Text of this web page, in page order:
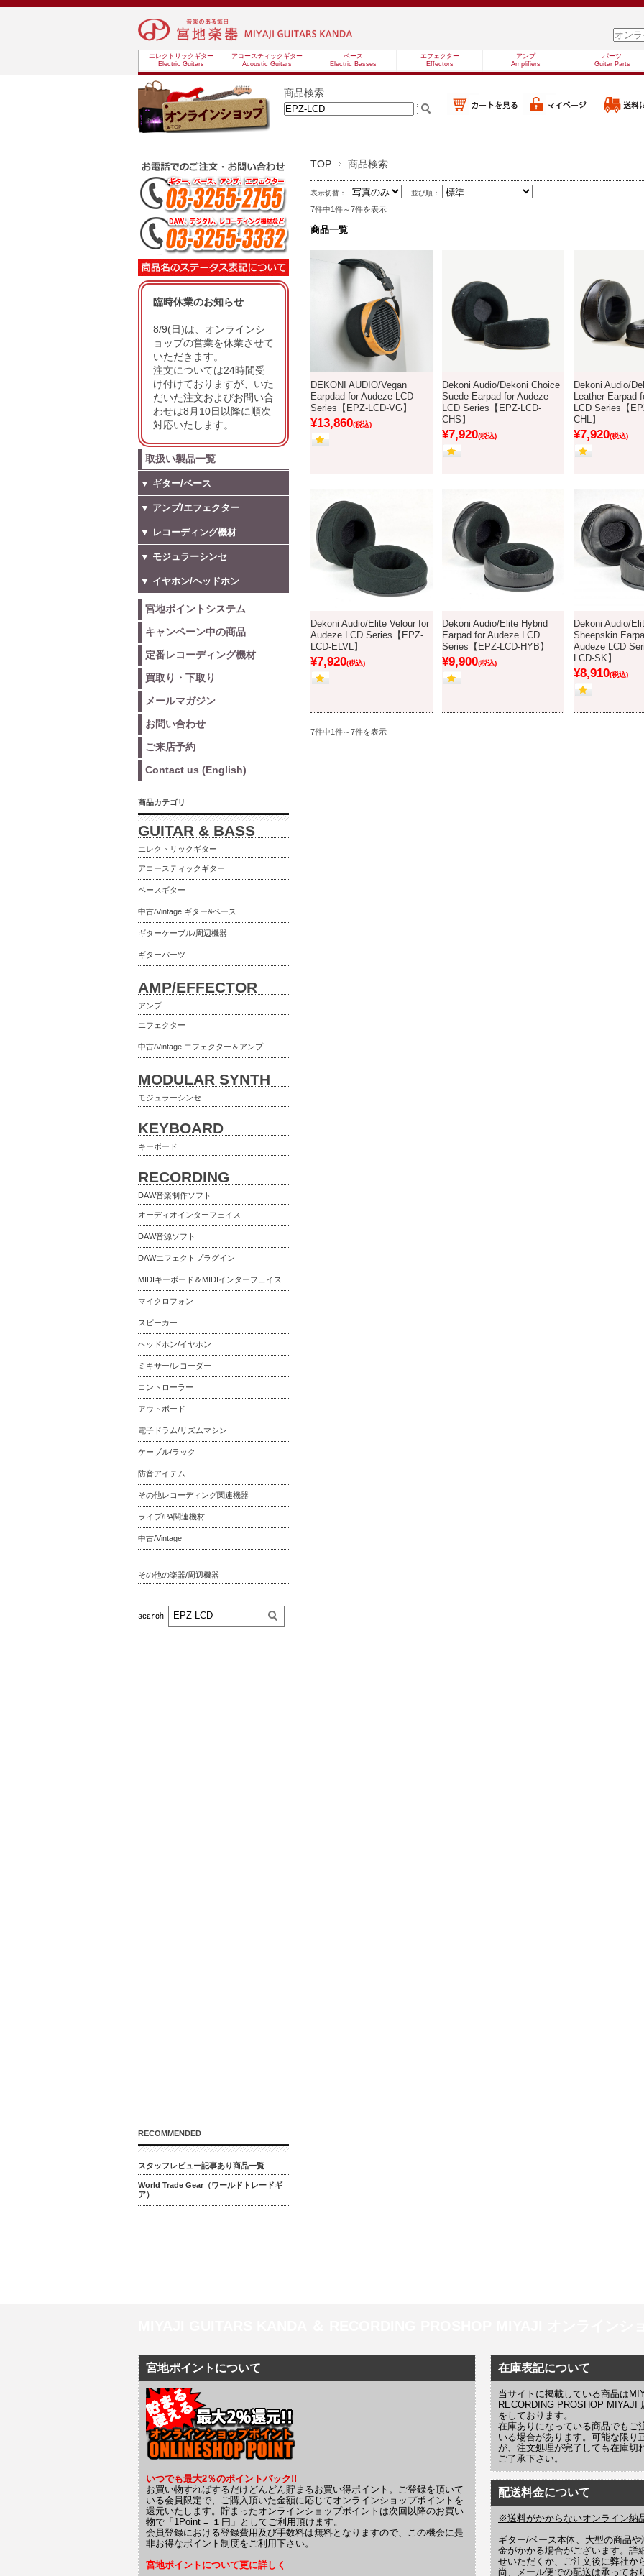
エレクトリックギター
Electric Guitars
アコースティックギター
Acoustic Guitars
ベース
Electric Basses
エフェクター
Effectors
アンプ
Amplifiers
パーツ
Guitar Parts
商品検索
TOP 商品検索
表示切替： 並び順：
7件中1件～7件を表示
商品一覧
DEKONI AUDIO/Vegan
Earpdad for Audeze LCD
Series【EPZ-LCD-VG】
¥13,860(税込)
Dekoni Audio/Dekoni Choice
Suede Earpad for Audeze
LCD Series【EPZ-LCD-
CHS】
¥7,920(税込)
Dekoni Audio/
Leather Earpad
LCD Series【
CHL】
¥7,920(税込)
Dekoni Audio/Elite Velour for
Audeze LCD Series【EPZ-
LCD-ELVL】
¥7,920(税込)
Dekoni Audio/Elite Hybrid
Earpad for Audeze LCD
Series【EPZ-LCD-HYB】
¥9,900(税込)
Dekoni Audio/
Sheepskin
Audeze LCD
LCD-SK】
¥8,910(税込)
7件中1件～7件を表示
臨時休業のお知らせ
8/9(日)は、オンラインシ
ョップの営業を休業させて
いただきます。
注文については24時間受
け付けておりますが、いた
だいた注文およびお問い合
わせは8月10日以降に順次
対応いたします。
取扱い製品一覧
▼ ギター/ベース
▼ アンプ/エフェクター
▼ レコーディング機材
▼ モジュラーシンセ
▼ イヤホン/ヘッドホン
宮地ポイントシステム
キャンペーン中の商品
定番レコーディング機材
買取り・下取り
メールマガジン
お問い合わせ
ご来店予約
Contact us (English)
商品カテゴリ
GUITAR & BASS
エレクトリックギター
アコースティックギター
ベースギター
中古/Vintage ギター&ベース
ギターケーブル/周辺機器
ギターパーツ
AMP/EFFECTOR
アンプ
エフェクター
中古/Vintage エフェクター＆アンプ
MODULAR SYNTH
モジュラーシンセ
KEYBOARD
キーボード
RECORDING
DAW音楽制作ソフト
オーディオインターフェイス
DAW音源ソフト
DAWエフェクトプラグイン
MIDIキーボード＆MIDIインターフェイス
マイクロフォン
スピーカー
ヘッドホン/イヤホン
ミキサー/レコーダー
コントローラー
アウトボード
電子ドラム/リズムマシン
ケーブル/ラック
防音アイテム
その他レコーディング関連機器
ライブ/PA関連機材
中古/Vintage
その他の楽器/周辺機器
RECOMMENDED
スタッフレビュー記事あり商品一覧
World Trade Gear（ワールドトレードギ
ア）
宮地ポイントについて
いつでも最大2％のポイントバック!!
お買い物すればするだけどんどん貯まるお買い得ポイント。ご登録を頂いて
いる会員限定で、ご購入頂いた金額に応じてオンラインショップポイントを
還元いたします。貯まったオンラインショップポイントは次回以降のお買い
物で「1Point = １円」としてご利用頂けます。
会員登録における登録費用及び手数料は無料となりますので、この機会に是
非お得なポイント制度をご利用下さい。
宮地ポイントについて更に詳しく
在庫表記について
当サイトに掲載している商品は
RECORDING PROSHOP MIYAJI
をしております。
在庫ありになっている商品でもご
いる場合があります。可能な限り
が、注文処理が完了しても在庫切
ご了承下さい。
配送料金について
※送料がかからないオンライン納
ギター/ベース本体、大型の商品
金がかかる場合がございます。詳
せいただくか、ご注文後に弊社か
尚、メール便での配送は承ってお